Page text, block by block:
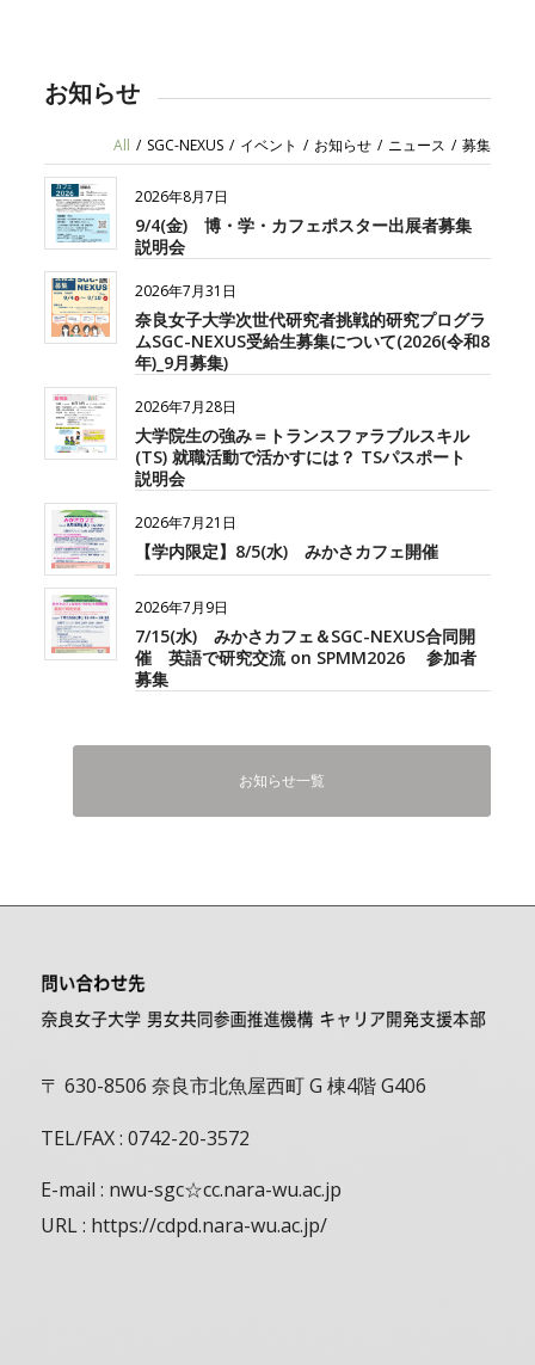
お知らせ
All / SGC-NEXUS / イベント / お知らせ / ニュース / 募集
2026年8月7日
9/4(金) 博・学・カフェポスター出展者募集
説明会
2026年7月31日
奈良女子大学次世代研究者挑戦的研究プログラ
ムSGC-NEXUS受給生募集について(2026(令和8
年)_9月募集)
2026年7月28日
大学院生の強み＝トランスファラブルスキル
(TS) 就職活動で活かすには？ TSパスポート
説明会
2026年7月21日
【学内限定】8/5(水) みかさカフェ開催
2026年7月9日
7/15(水) みかさカフェ＆SGC-NEXUS合同開
催 英語で研究交流 on SPMM2026 参加者
募集
お知らせ一覧
〒 630-8506 奈良市北魚屋西町 G 棟4階 G406
TEL/FAX : 0742-20-3572
E-mail : nwu-sgc☆cc.nara-wu.ac.jp
URL : https://cdpd.nara-wu.ac.jp/